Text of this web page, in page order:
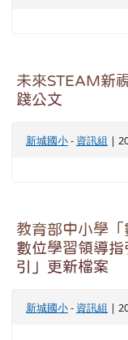
未來STEAM新
踐公文
新城國小- 資訊組 |
教育部中小學
數位學習領導
引」更新檔案
新城國小- 資訊組 |